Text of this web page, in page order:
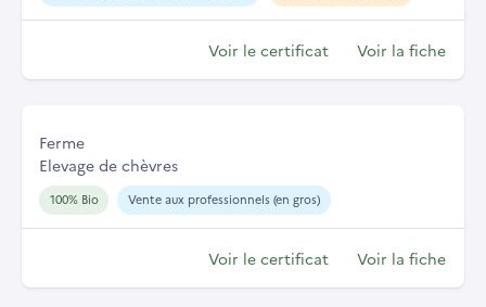
Voir le certificat Voir la fiche
Ferme
Elevage de chèvres
100% Bio Vente aux professionnels (en gros)
Voir le certificat Voir la fiche